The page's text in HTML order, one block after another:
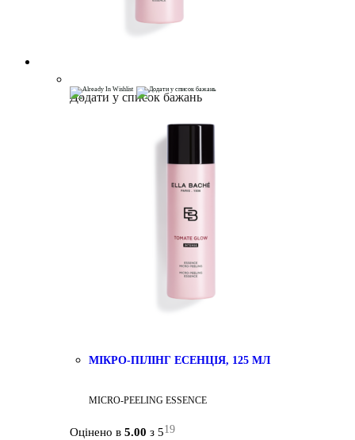
Додати у список бажань
МІКРО-ПІЛІНГ ЕСЕНЦІЯ, 125 МЛ
MICRO-PEELING ESSENCE
Оцінено в 5.00 з 519